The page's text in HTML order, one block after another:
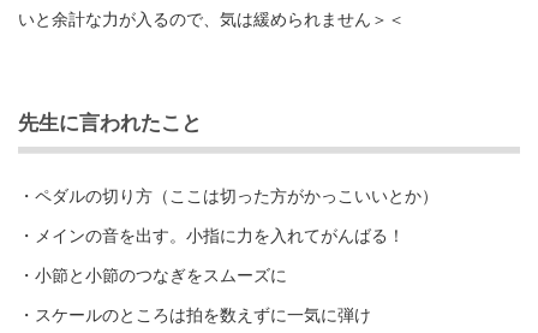
いと余計な力が入るので、気は緩められません＞＜
先生に言われたこと
・ペダルの切り方（ここは切った方がかっこいいとか）
・メインの音を出す。小指に力を入れてがんばる！
・小節と小節のつなぎをスムーズに
・スケールのところは拍を数えずに一気に弾け